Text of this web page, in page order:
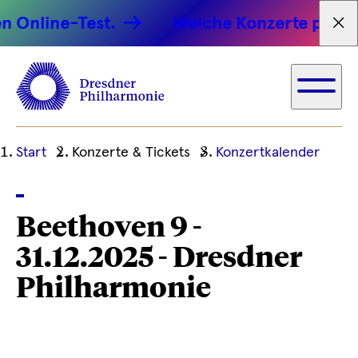
Online-Test. Welche Konzerte
Ihre
Position
Start Konzerte & Tickets Konzertkalender
Beethoven 9 -
31.12.2025 - Dresdner
Philharmonie